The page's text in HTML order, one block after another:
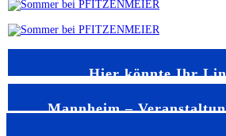
Hier könnte Ihr
Mannheim –